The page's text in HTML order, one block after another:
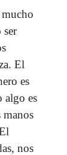
ser
El
es
algo es
manos
nos